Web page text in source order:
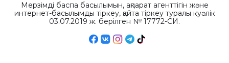
Мерзімді баспа басылымын, ақпарат агенттігін және
интернет-басылымды тіркеу, қайта тіркеу туралы куәлік
03.07.2019 ж. берілген № 17772-СИ.